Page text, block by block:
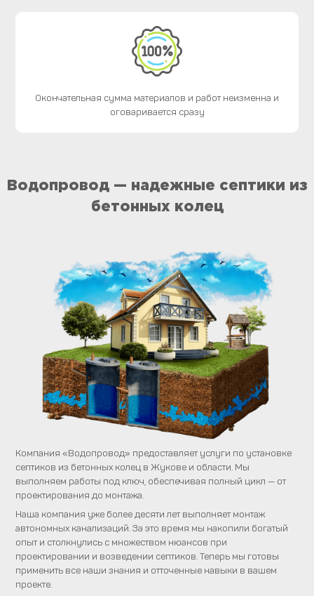
Окончательная сумма материалов и работ неизменна и
оговаривается сразу
Водопровод — надежные септики из
бетонных колец
Компания «Водопровод» предоставляет услуги по установке
септиков из бетонных колец в Жукове и области. Мы
выполняем работы под ключ, обеспечивая полный цикл — от
проектирования до монтажа.
Наша компания уже более десяти лет выполняет монтаж
автономных канализаций. За это время мы накопили богатый
опыт и столкнулись с множеством нюансов при
проектировании и возведении септиков. Теперь мы готовы
применить все наши знания и отточенные навыки в вашем
проекте.